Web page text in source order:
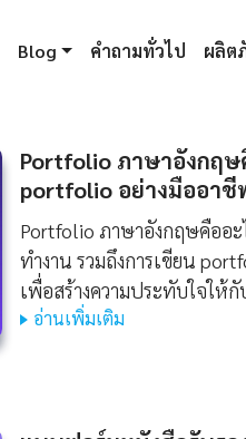
Blog คำถามทั่วไป ผลิ
Portfolio ภาษาอังกฤษ
portfolio อย่างมืออาชี
Portfolio ภาษาอังกฤษคืออะ
ทำงาน รวมถึงการเขียน
เพื่อสร้างความประทับใจให้
อ่านเพิ่มเติม